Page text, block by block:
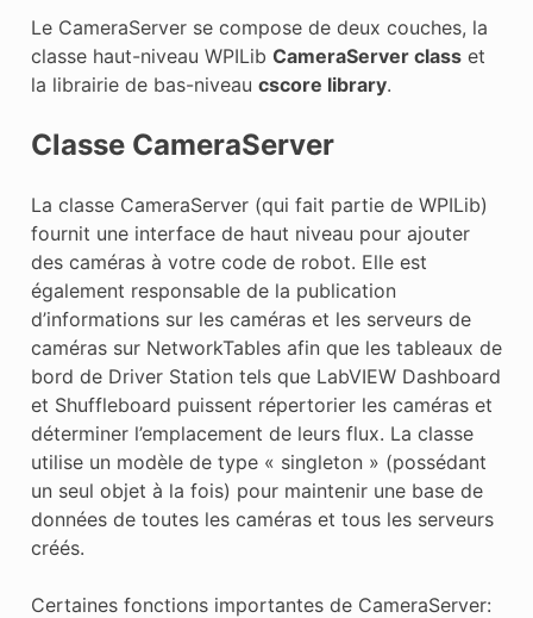
Le CameraServer se compose de deux couches, la
classe haut-niveau WPILib CameraServer classet
la librairie de bas-niveau cscore library.
Classe CameraServer
La classe CameraServer (qui fait partie de WPILib)
fournit une interface de haut niveau pour ajouter
des caméras à votre code de robot. Elle est
également responsable de la publication
d’informations sur les caméras et les serveurs de
caméras sur NetworkTables afin que les tableaux de
bord de Driver Station tels que LabVIEW Dashboard
et Shuffleboard puissent répertorier les caméras et
déterminer l’emplacement de leurs flux. La classe
utilise un modèle de type « singleton » (possédant
un seul objet à la fois) pour maintenir une base de
données de toutes les caméras et tous les serveurs
créés.
Certaines fonctions importantes de CameraServer: